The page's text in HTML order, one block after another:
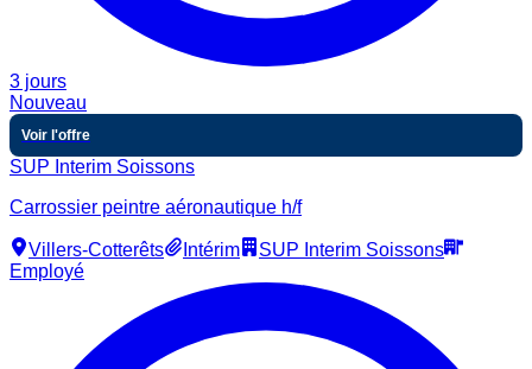
3 jours
Nouveau
Voir l'offre
SUP Interim Soissons
Carrossier peintre aéronautique h/f
Villers-Cotterêts Intérim
SUP Interim Soissons
Employé